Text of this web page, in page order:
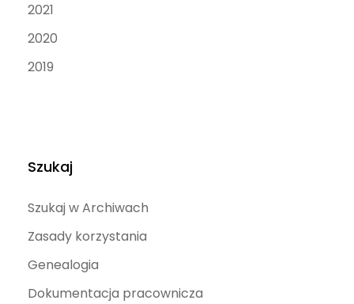
2021
2020
2019
Szukaj
Szukaj w Archiwach
Zasady korzystania
Genealogia
Dokumentacja pracownicza